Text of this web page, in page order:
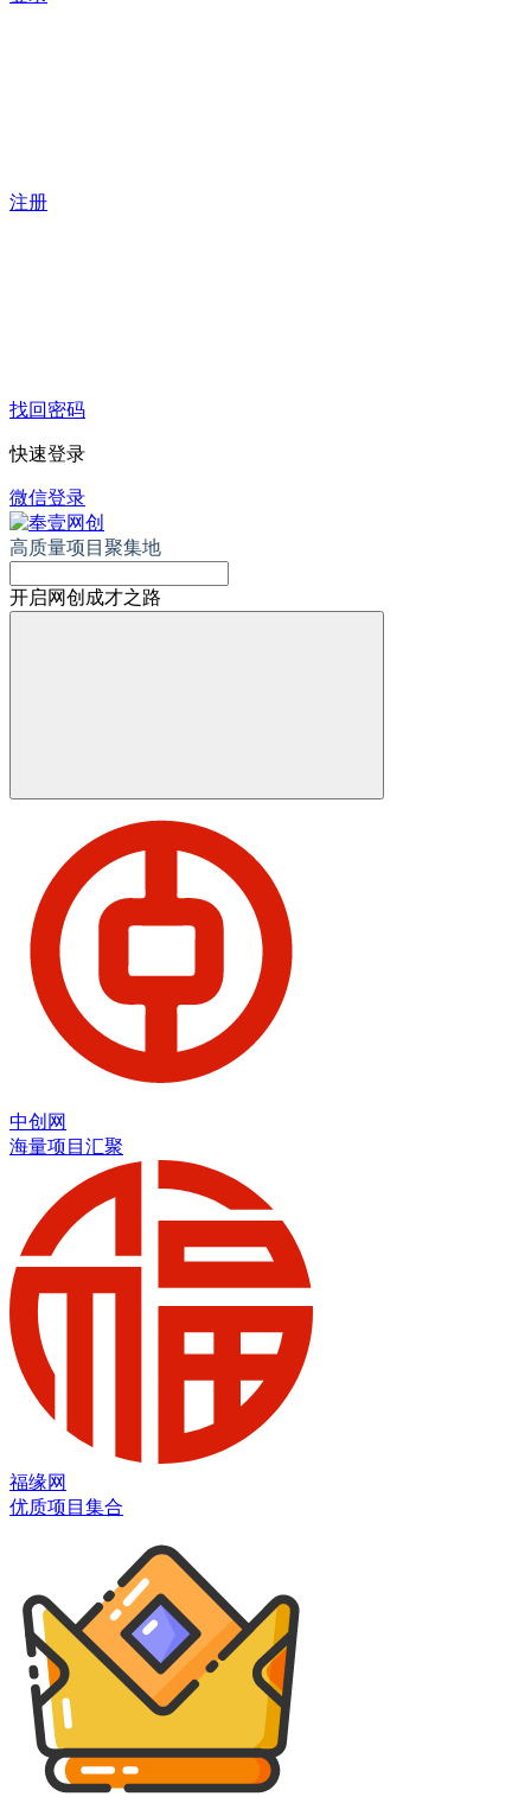
注册
找回密码
快速登录
微信登录
高质量项目聚集地
开启网创成才之路
中创网
海量项目汇聚
福缘网
优质项目集合